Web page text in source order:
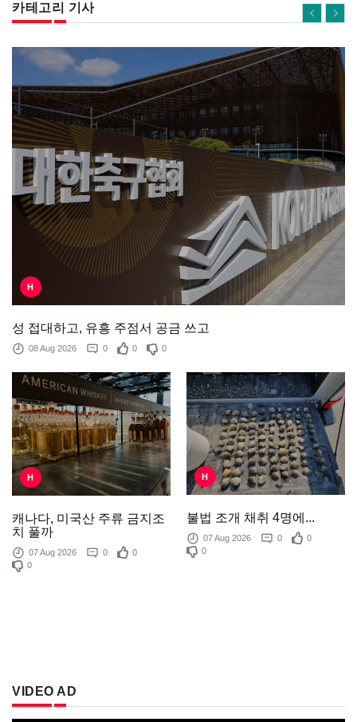
카테고리 기사
H
성 접대하고, 유흥 주점서 공금 쓰고
08 Aug 2026 0 0 0
H
캐나다, 미국산 주류 금지조
치 풀까
07 Aug 2026 0
0
0
H
불법 조개 채취 4명에...
07 Aug 2026 0
0
0
VIDEO AD